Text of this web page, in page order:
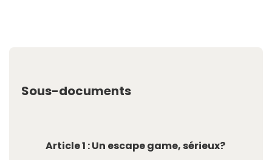
Sous-documents
Article 1 : Un escape game, sérieux?